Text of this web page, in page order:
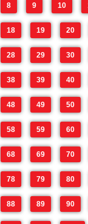
8 9 10
18 19 20
28 29 30
38 39 40
48 49 50
58 59 60
68 69 70
78 79 80
88 89 90